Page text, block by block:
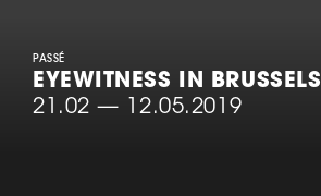
PASSÉ
EYEWITNESS IN BRUSSELS
21.02— 12.05.2019